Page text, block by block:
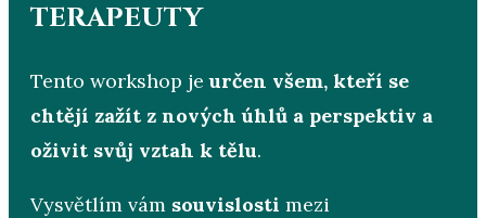
TERAPEUTY
Tento workshop jeurčen všem, kteří se
chtějí zažít z nových úhlů a perspektiv a
oživit svůj vztah k tělu.
Vysvětlím vám souvislosti mezi